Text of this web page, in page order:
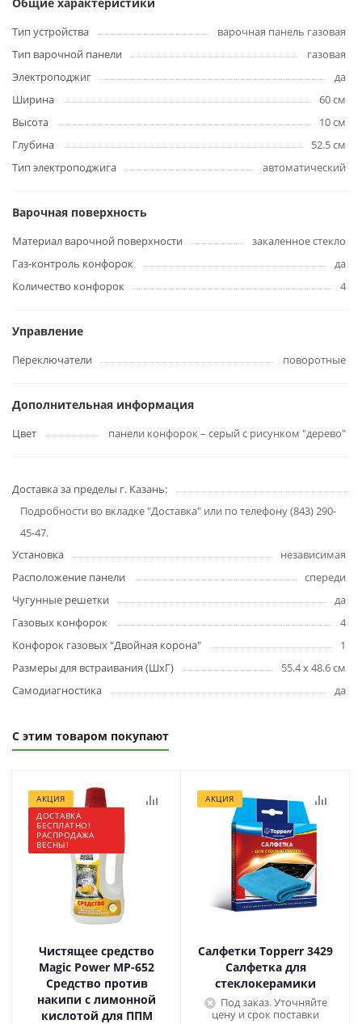
Тип устройства
варочная панель газовая
Тип варочной панели
газовая
Электроподжиг
да
Ширина
60 см
Высота
10 см
Глубина
52.5 см
Тип электроподжига
автоматический
Варочная поверхность
Материал варочной поверхности
закаленное стекло
Газ-контроль конфорок
да
Количество конфорок
4
Управление
Переключатели поворотные
Дополнительная информация
Цвет панели конфорок – серый с рисунком "дерево"
Доставка за пределы г. Казань:
Подробности во вкладке "Доставка" или по телефону (843) 290-
45-47.
Установка
независимая
Расположение панели
спереди
Чугунные решетки
да
Газовых конфорок
4
Конфорок газовых "Двойная корона"
1
Размеры для встраивания (ШхГ)
55.4 x 48.6 см
Самодиагностика
да
С этим товаром покупают
АКЦИЯ
ДОСТАВКА
БЕСПЛАТНО!
РАСПРОДАЖА
ВЕСНЫ!
Чистящее средство
Magic Power МР-652
Средство против
накипи с лимонной
кислотой для ППМ
АКЦИЯ
Салфетки Topperr 3429
Салфетка для
стеклокерамики
Под заказ. Уточняйте
цену и срок поставки